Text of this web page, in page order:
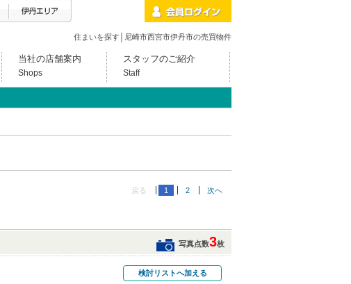
住まいを探す│尼崎市西宮市伊丹市の売買物件
当社の店舗案内
Shops
スタッフのご紹介
Staff
戻る 1 2 次へ
写真点数3枚
検討リストへ加える